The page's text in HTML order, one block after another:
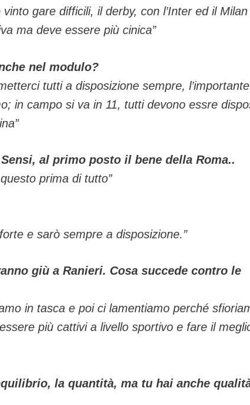
gare difficili, il derby, con l’Inter ed il
ma deve essere più cinica”
nel modulo?
tutti a disposizione sempre,
in campo si va in 11, tutti devono essre
al primo posto il bene della Roma..
prima di tutto”
e sarò sempre a disposizione.”
giù a Ranieri. Cosa succede contro le
in tasca e poi ci lamentiamo perché
più cattivi a livello sportivo e fare il
la quantità, ma tu hai anche